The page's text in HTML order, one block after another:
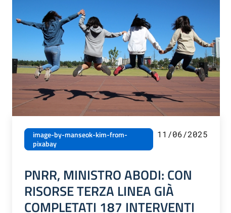
image-by-manseok-kim-from-
pixabay
11/06/2025
PNRR, MINISTRO ABODI: CON
RISORSE TERZA LINEA GIÀ
COMPLETATI 187 INTERVENTI